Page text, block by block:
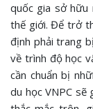
quốc gia sở hữu
thế giới. Để trở
định phải trang
về trình độ học
cần chuẩn bị
du học VNPC sẽ